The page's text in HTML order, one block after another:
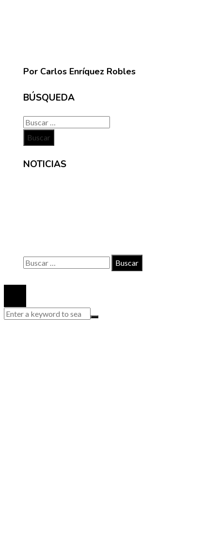
Por Carlos Enríquez Robles
BÚSQUEDA
Buscar:
NOTICIAS
Buscar: